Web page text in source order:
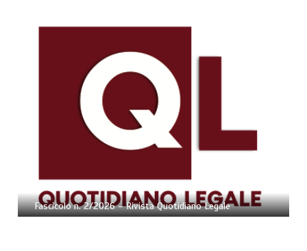
Fascicolo n. 2/2026 – Rivista Quotidiano Legale